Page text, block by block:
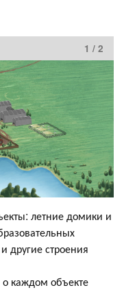
1 / 2
летние домики и
другие строения
каждом объекте